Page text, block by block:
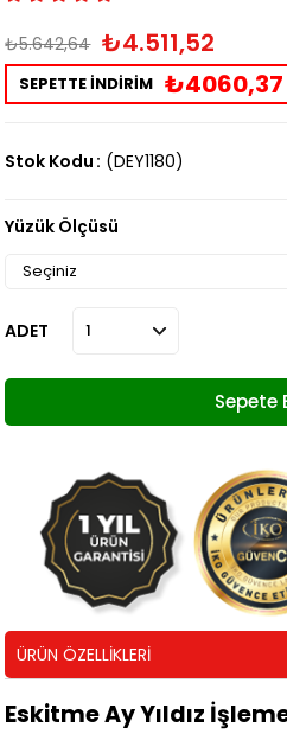
₺5.642,64 ₺4.511,52
SEPETTE İNDİRİM ₺4060,37
Stok Kodu (DEY1180)
Yüzük Ölçüsü
ADET
ÜRÜN ÖZELLIKLERI
Eskitme Ay Yıldız